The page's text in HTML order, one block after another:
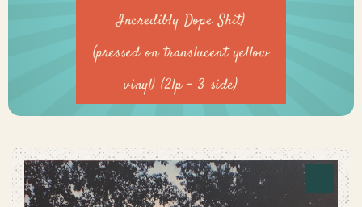
Incredibly Dope Shit)
(pressed on translucent yellow
vinyl) (2lp – 3 side)